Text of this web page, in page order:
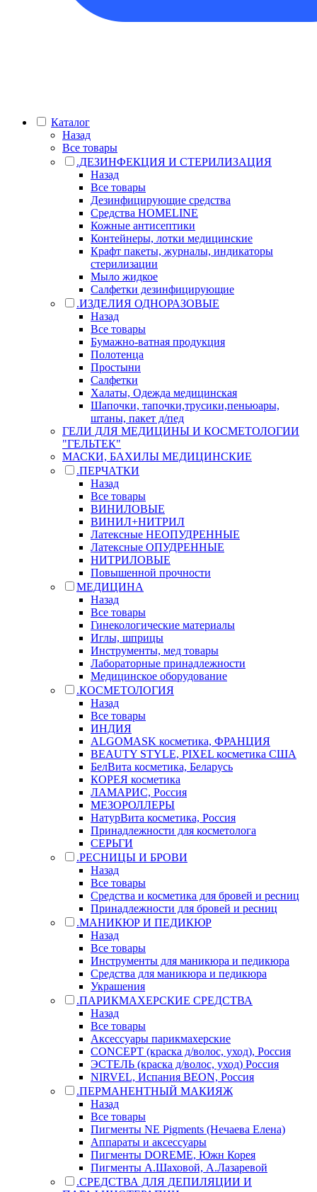
Каталог
Назад
Все товары
.ДЕЗИНФЕКЦИЯ И СТЕРИЛИЗАЦИЯ
Назад
Все товары
Дезинфицирующие средства
Средства HOMELINE
Кожные антисептики
Контейнеры, лотки медицинские
Крафт пакеты, журналы, индикаторы
стерилизации
Мыло жидкое
Салфетки дезинфицирующие
.ИЗДЕЛИЯ ОДНОРАЗОВЫЕ
Назад
Все товары
Бумажно-ватная продукция
Полотенца
Простыни
Салфетки
Халаты, Одежда медицинская
Шапочки, тапочки,трусики,пеньюары,
штаны, пакет д/пед
ГЕЛИ ДЛЯ МЕДИЦИНЫ И КОСМЕТОЛОГИИ
"ГЕЛЬТЕК"
МАСКИ, БАХИЛЫ МЕДИЦИНСКИЕ
.ПЕРЧАТКИ
Назад
Все товары
ВИНИЛОВЫЕ
ВИНИЛ+НИТРИЛ
Латексные НЕОПУДРЕННЫЕ
Латексные ОПУДРЕННЫЕ
НИТРИЛОВЫЕ
Повышенной прочности
МЕДИЦИНА
Назад
Все товары
Гинекологические материалы
Иглы, шприцы
Инструменты, мед товары
Лабораторные принадлежности
Медицинское оборудование
.КОСМЕТОЛОГИЯ
Назад
Все товары
ИНДИЯ
ALGOMASK косметика, ФРАНЦИЯ
BEAUTY STYLE, PIXEL косметика США
БелВита косметика, Беларусь
КОРЕЯ косметика
ЛАМАРИС, Россия
МЕЗОРОЛЛЕРЫ
НатурВита косметика, Россия
Принадлежности для косметолога
СЕРЬГИ
.РЕСНИЦЫ И БРОВИ
Назад
Все товары
Средства и косметика для бровей и ресниц
Принадлежности для бровей и ресниц
.МАНИКЮР И ПЕДИКЮР
Назад
Все товары
Инструменты для маникюра и педикюра
Средства для маникюра и педикюра
Украшения
.ПАРИКМАХЕРСКИЕ СРЕДСТВА
Назад
Все товары
Аксессуары парикмахерские
CONCEPT (краска д/волос, уход), Россия
ЭСТЕЛЬ (краска д/волос, уход) Россия
NIRVEL, Испания BEON, Россия
.ПЕРМАНЕНТНЫЙ МАКИЯЖ
Назад
Все товары
Пигменты NE Pigments (Нечаева Елена)
Аппараты и аксессуары
Пигменты DOREME, Южн Корея
Пигменты А.Шаховой, А.Лазаревой
.СРЕДСТВА ДЛЯ ДЕПИЛЯЦИИ И